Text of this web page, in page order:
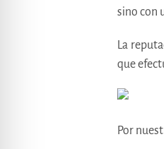
sino con
La
que
Por